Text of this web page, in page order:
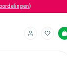
)